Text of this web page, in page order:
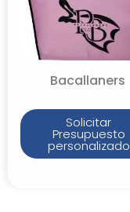
Bacallaners
Solicitar
Presupuesto
personalizado